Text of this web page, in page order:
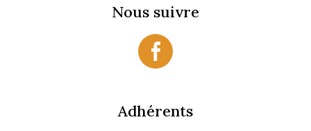
Nous suivre
Adhérents